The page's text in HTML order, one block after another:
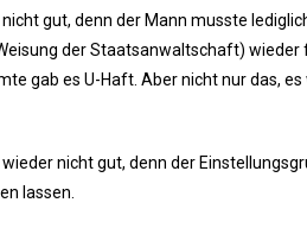
gut, denn der Mann musste
der Staatsanwaltschaft)
gab es U-Haft. Aber nicht nur das,
wieder nicht gut, denn der
lassen.